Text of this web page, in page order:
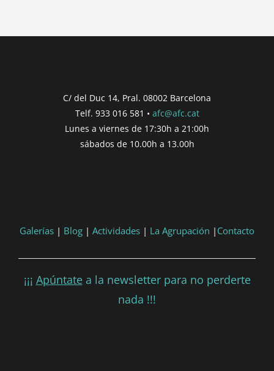
'DD/MM/YYYY') }}
Finalització de participació |{{
formatDate(post.end, 'YYYY-MM-DD',
'DD/MM/YYYY') }}
C/ del Duc 14, Pral. 08002 Barcelona
Telf. 933 016 581 • afc@afc.cat
Lunes a viernes de 17:30h a 21:00h
sábados de 10.00h a 13.00h
Galerías | Blog | Actividades | La Agrupación | Contacto
¡¡¡ Apúntatea la newsletter para no perderte
nada !!!